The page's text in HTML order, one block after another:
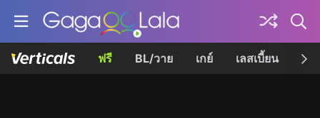
ฟรี BL/วาย เกย์ เลสเบี้ยน เค